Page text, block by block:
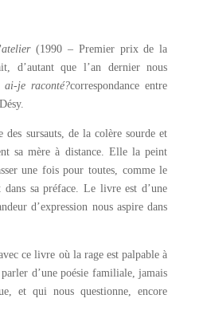
(1990 – Premier prix de la
d’autant que l’an dernier nous
ai-je raconté?correspondance entre
sursauts, de la colère sourde et
sa mère à distance. Elle la peint
une fois pour toutes, comme le
dans sa préface. Le livre est d’une
d’expression nous aspire dans
ce livre où la rage est palpable à
d’une poésie familiale, jamais
et qui nous questionne, encore